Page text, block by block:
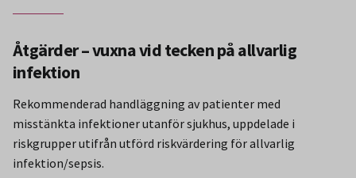
Åtgärder – vuxna vid tecken på allvarlig
infektion
Rekommenderad handläggning av patienter med
misstänkta infektioner utanför sjukhus, uppdelade i
riskgrupper utifrån utförd riskvärdering för allvarlig
infektion/sepsis.